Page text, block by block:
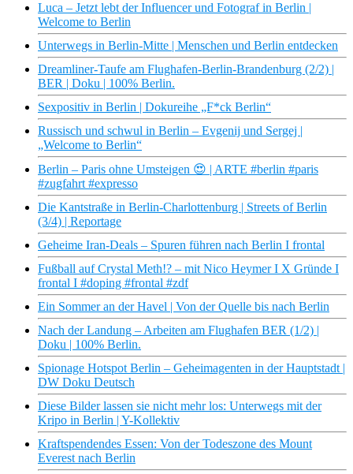
Luca – Jetzt lebt der Influencer und Fotograf in Berlin |
Welcome to Berlin
Unterwegs in Berlin-Mitte | Menschen und Berlin entdecken
Dreamliner-Taufe am Flughafen-Berlin-Brandenburg (2/2) |
BER | Doku | 100% Berlin.
Sexpositiv in Berlin | Dokureihe „F*ck Berlin“
Russisch und schwul in Berlin – Evgenij und Sergej |
„Welcome to Berlin“
Berlin – Paris ohne Umsteigen 😍 | ARTE #berlin #paris
#zugfahrt #expresso
Die Kantstraße in Berlin-Charlottenburg | Streets of Berlin
(3/4) | Reportage
Geheime Iran-Deals – Spuren führen nach Berlin I frontal
Fußball auf Crystal Meth!? – mit Nico Heymer I X Gründe I
frontal I #doping #frontal #zdf
Ein Sommer an der Havel | Von der Quelle bis nach Berlin
Nach der Landung – Arbeiten am Flughafen BER (1/2) |
Doku | 100% Berlin.
Spionage Hotspot Berlin – Geheimagenten in der Hauptstadt |
DW Doku Deutsch
Diese Bilder lassen sie nicht mehr los: Unterwegs mit der
Kripo in Berlin | Y-Kollektiv
Kraftspendendes Essen: Von der Todeszone des Mount
Everest nach Berlin